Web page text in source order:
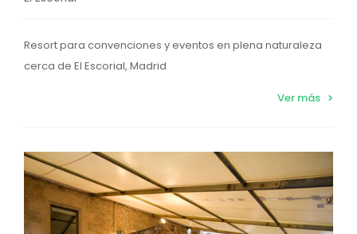
Resort para convenciones y eventos en plena naturaleza
cerca de El Escorial, Madrid
Ver más